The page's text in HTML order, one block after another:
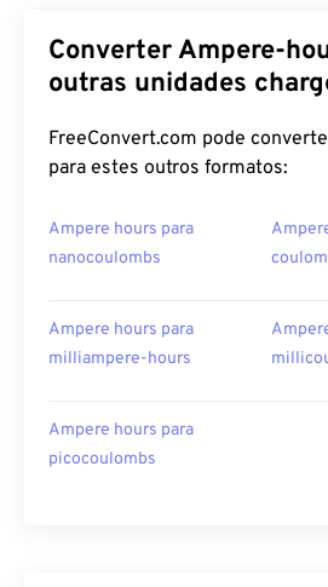
Converter Ampere-
outras unidades
FreeConvert.com pode
para estes outros formatos:
Ampere hours para
nanocoulombs
Ampere hours para
milliampere-hours
Ampere hours para
picocoulombs